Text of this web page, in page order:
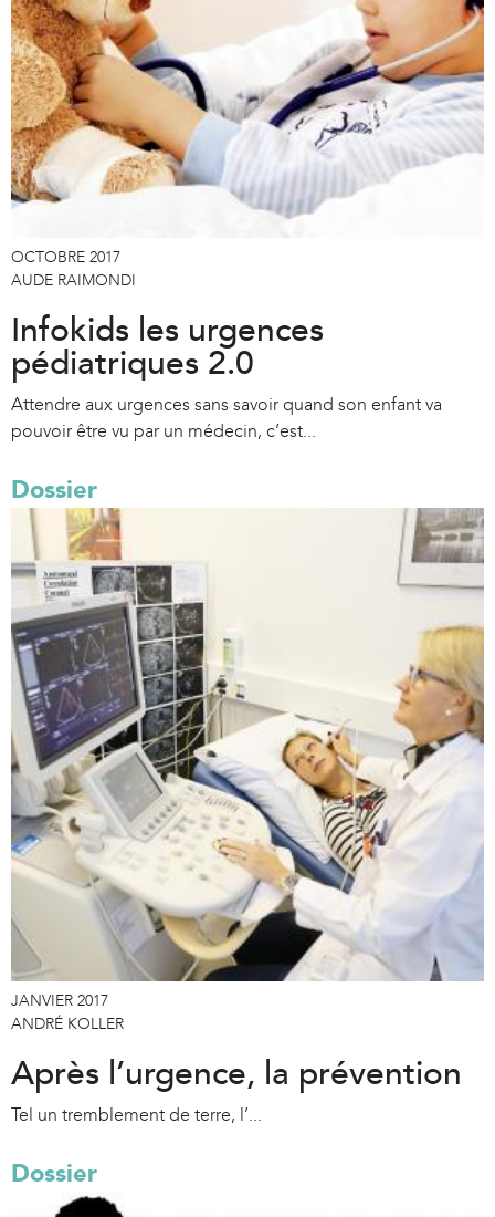
OCTOBRE 2017
AUDE RAIMONDI
Infokids les urgences
pédiatriques 2.0
Attendre aux urgences sans savoir quand son enfant va
pouvoir être vu par un médecin, c’est...
Dossier
JANVIER 2017
ANDRÉ KOLLER
Après l’urgence, la prévention
Tel un tremblement de terre, l’...
Dossier